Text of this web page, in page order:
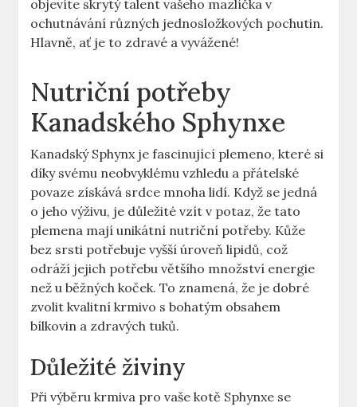
objevíte skrytý talent vašeho mazlíčka v
ochutnávání různých jednosložkových pochutin.
Hlavně, ať je to zdravé a vyvážené!
Nutriční potřeby
Kanadského Sphynxe
Kanadský Sphynx je fascinující plemeno, které si
díky svému neobvyklému vzhledu a přátelské
povaze získává srdce mnoha lidí. Když se jedná
o jeho výživu, je důležité vzít v potaz, že tato
plemena mají unikátní nutriční potřeby. Kůže
bez srsti potřebuje vyšší úroveň lipidů, což
odráží jejich potřebu většího množství energie
než u běžných koček. To znamená, že je dobré
zvolit kvalitní krmivo s bohatým obsahem
bílkovin a zdravých tuků.
Důležité živiny
Při výběru krmiva pro vaše kotě Sphynxe se